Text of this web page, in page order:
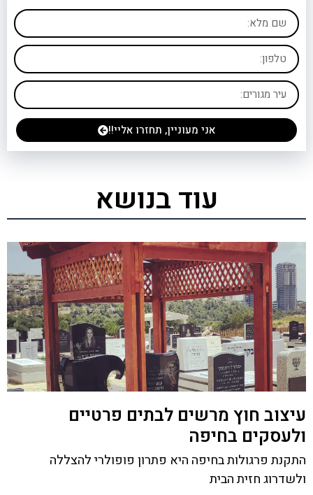
אני מעוניין, תחזרו אליי!!
עוד בנושא
עיצוב חוץ מרשים לבתים פרטיים
ולעסקים בחיפה
התקנת פרגולות בחיפה היא פתרון פופולרי להצללה
ולשדרוג חזית הבית